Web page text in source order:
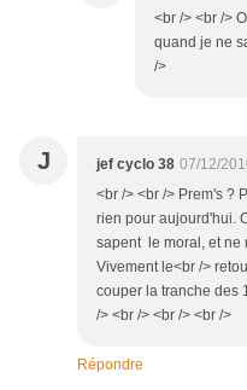
<br /> <br />
quand je ne
/>
J jef cyclo 38 07/12/
<br /> <br /> Prem's ?
rien pour aujourd'hui.
sapent le moral, et ne
Vivement le<br />
couper la tranche des
/> <br /> <br /> <br />
Répondre